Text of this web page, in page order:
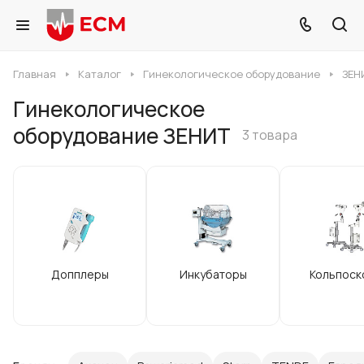
Главная Каталог Гинекологическое оборудование
Гинекологическое
оборудование ЗЕНИТ
3 товара
Допплеры Инкубаторы